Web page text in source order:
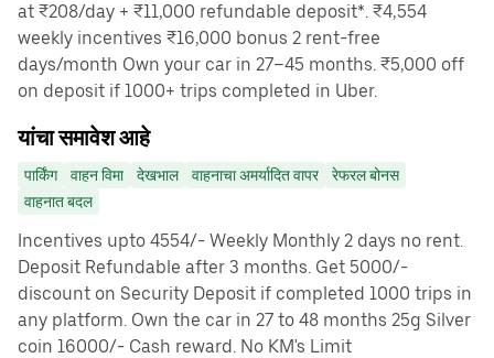
at ₹208/day + ₹11,000 refundable deposit*. ₹4,554
weekly incentives ₹16,000 bonus 2 rent-free
days/month Own your car in 27–45 months. ₹5,000 off
on deposit if 1000+ trips completed in Uber.
यांचा समावेश आहे
पार्किंग वाहन विमा देखभाल वाहनाचा अमर्यादित वापर
रेफरल बोनस
वाहनात बदल
Incentives upto 4554/- Weekly Monthly 2 days no rent.
Deposit Refundable after 3 months. Get 5000/-
discount on Security Deposit if completed 1000 trips in
any platform. Own the car in 27 to 48 months 25g Silver
coin 16000/- Cash reward. No KM's Limit